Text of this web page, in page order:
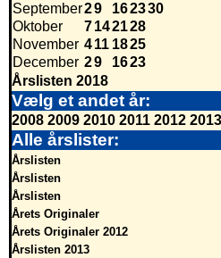
September29 162330
Oktober
7142128
November 411 1825
December 29 1623
Årslisten 2018
Vælg et andet år:
2008 2009 2010 2011 2012 2013
Alle årslister:
Årslisten
Årslisten
Årslisten
Årets Originaler
Årets Originaler 2012
Årslisten 2013